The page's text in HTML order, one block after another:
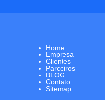
Home
Empresa
Clientes
Parceiros
BLOG
Contato
Sitemap